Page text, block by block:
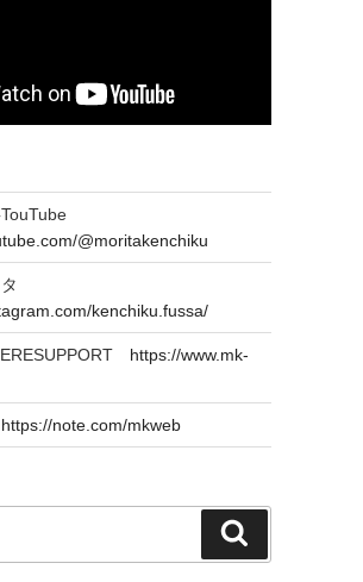
TouTube
@moritakenchiku
タ
kenchiku.fussa/
https://www.mk-
https://note.com/mkweb
索